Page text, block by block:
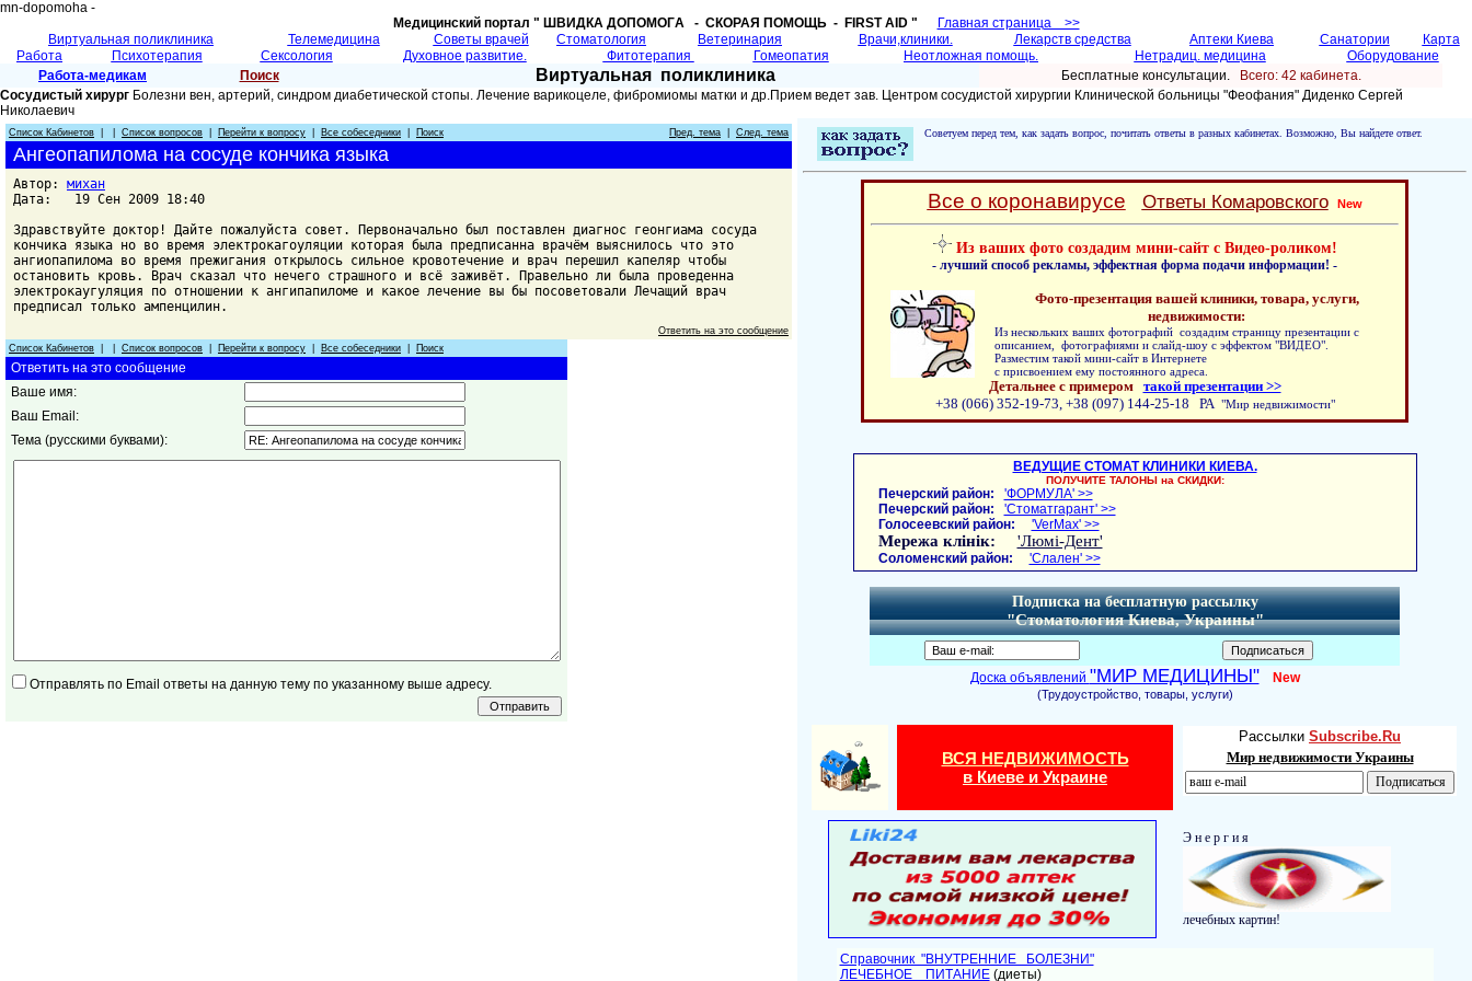
mn-dopomoha -
Медицинский портал " ШВИДКА ДОПОМОГA - СКОРАЯ ПОМОЩЬ - FIRST AID "
Главная страница >>
Виртуальная поликлиника
Телемедицина Советы врачей Cтоматология Ветеринария Врачи,клиники. Лекарств средства Аптеки Киева Санатории
Карта
Работа
Психотерапия Сексология Духовное развитие. Фитотерапия Гомеопатия Неотложная помощь. Нетрадиц. медицина
Оборудование
Работа-медикам
Поиск Виртуальная поликлиника Бесплатные консультации.
Всего: 42 кабинетa.
Сосудистый хирург Болезни вен, артерий, синдром диабетической стопы. Лечение варикоцеле, фибромиомы матки и др.Прием ведет зав. Центром сосудистой хирургии Клинической больницы "Феофания" Диденко Сергей
Николаевич
Список Кабинетов Список вопросов Перейти к вопросу Все собеседники Поиск Пред. тема След. тема
Aнгеопапилома на сосуде кончика языка
Автор: михан
Дата: 19 Сен 2009 18:40
Здравствуйте доктор! Дайте пожалуйста совет. Первоначально был поставлен диагнос геонгиама сосуда
кончика языка но во время электрокагоуляции которая была предписанна врачём выяснилось что это
ангиопапилома во время прежигания открылось сильное кровотечение и врач перешил капеляр чтобы
остановить кровь. Врач сказал что нечего страшного и всё заживёт. Правельно ли была проведенна
электрокаугуляция по отношении к ангипапиломе и какое лечение вы бы посоветовали Лечащий врач
предписал только ампенцилин.
Ответить на это сообщение
Список Кабинетов
Список вопросов Перейти к вопросу Все собеседники Поиск
Ответить на это сообщение
Ваше имя:
Ваш Email:
Тема (русскими буквами):
Отправлять по Email ответы на данную тему по указанному выше адресу.
Советуем перед тем, как задать вопрос, почитать ответы в разных кабинетах. Возможно, Вы найдете ответ.
Все о коронавирусе Ответы Комаровского New
Из ваших фото создадим мини-сайт с Видео-роликом!
- лучший способ рекламы, эффектная форма подачи информации! -
Фото-презентация вашей клиники, товара, услуги,
недвижимости:
Из нескольких ваших фотографий создадим страницу презентации с
описанием, фотографиями и слайд-шоу с эффектом "ВИДЕО".
Разместим такой мини-сайт в Интернете
с присвоением ему постоянного адреса.
Детальнее с примером такой презентации >>
+38 (066) 352-19-73, +38 (097) 144-25-18 РА "Мир недвижимости"
ВЕДУЩИЕ СТОМАТ КЛИНИКИ КИЕВА.
ПОЛУЧИТЕ ТАЛОНЫ на СКИДКИ:
Печерский район:
'ФОРМУЛА' >>
Печерский район:
'Стоматгарант' >>
Голосеевский район:
'VerMax' >>
Мережа клінік: 'Люмі-Дент'
Соломенский район: 'Слален' >>
Подписка на бесплатную рассылку
"Стоматология Киева, Украины"
Доска объявлений "МИР МЕДИЦИНЫ" New
(Трудоустройство, товары, услуги)
ВСЯ НЕДВИЖИМОСТЬ
в Киеве и Украине
Рассылки Subscribe.Ru
Мир недвижимости Украины
Э н е р г и я
лечебных картин!
Справочник "ВНУТРЕННИЕ БОЛЕЗНИ"
ЛЕЧЕБНОЕ ПИТАНИЕ(диеты)